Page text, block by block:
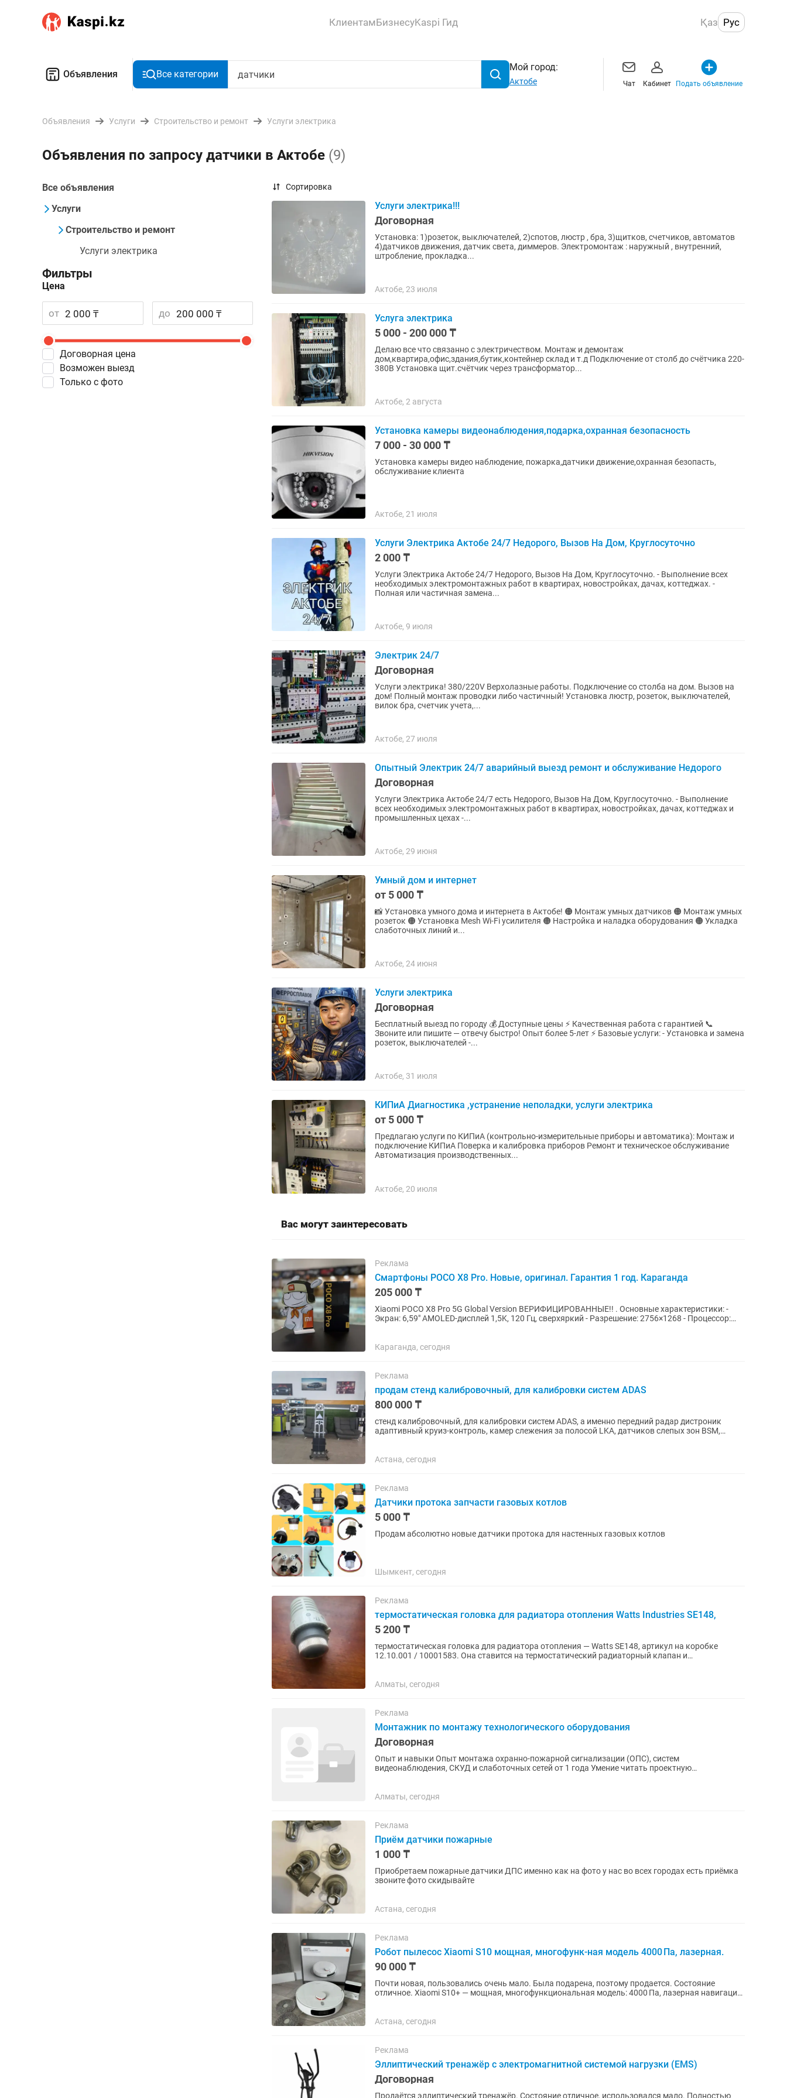
КлиентамБизнесуKaspi Гид Қаз Рус
Объявления Все категории
Мой город:
Актобе Чат Кабинет Подать объявление
Объявления Услуги Строительство и ремонт Услуги электрика
Объявления по запросу датчики в Актобе (9)
Все объявления
Услуги
Строительство и ремонт
Услуги электрика
Фильтры
Цена
от до
Договорная цена
Возможен выезд
Только с фото
Сортировка
Услуги электрика!!!
Договорная
Установка: 1)розеток, выключателей, 2)спотов, люстр , бра, 3)щитков, счетчиков, автоматов
4)датчиков движения, датчик света, диммеров. Электромонтаж : наружный , внутренний,
штробление, прокладка...
Актобе, 23 июля
Услуга электрика
5 000 - 200 000 ₸
Делаю все что связанно с электричеством. Монтаж и демонтаж
дом,квартира,офис,здания,бутик,контейнер склад и т.д Подключение от столб до счётчика 220-
380В Установка щит.счётчик через трансформатор...
Актобе, 2 августа
Установка камеры видеонаблюдения,подарка,охранная безопасность
7 000 - 30 000 ₸
Установка камеры видео наблюдение, пожарка,датчики движение,охранная безопасть,
обслуживание клиента
Актобе, 21 июля
Услуги Электрика Актобе 24/7 Недорого, Вызов На Дом, Круглосуточно
2 000 ₸
Услуги Электрика Актобе 24/7 Недорого, Вызов На Дом, Круглосуточно. - Выполнение всех
необходимых электромонтажных работ в квартирах, новостройках, дачах, коттеджах. -
Полная или частичная замена...
Актобе, 9 июля
Электрик 24/7
Договорная
Услуги электрика! 380/220V Верхолазные работы. Подключение со столба на дом. Вызов на
дом! Полный монтаж проводки либо частичный! Установка люстр, розеток, выключателей,
вилок бра, счетчик учета,...
Актобе, 27 июля
Опытный Электрик 24/7 аварийный выезд ремонт и обслуживание Недорого
Договорная
Услуги Электрика Актобе 24/7 есть Недорого, Вызов На Дом, Круглосуточно. - Выполнение
всех необходимых электромонтажных работ в квартирах, новостройках, дачах, коттеджах и
промышленных цехах -...
Актобе, 29 июня
Умный дом и интернет
от 5 000 ₸
📸 Установка умного дома и интернета в Актобе! 🟠 Монтаж умных датчиков 🟠 Монтаж умных
розеток 🟠 Установка Mesh Wi-Fi усилителя 🟠 Настройка и наладка оборудования 🟠 Укладка
слаботочных линий и...
Актобе, 24 июня
Услуги электрика
Договорная
Бесплатный выезд по городу 💰 Доступные цены ⚡ Качественная работа с гарантией 📞
Звоните или пишите — отвечу быстро! Опыт более 5-лет ⚡ Базовые услуги: - Установка и замена
розеток, выключателей -...
Актобе, 31 июля
КИПиА Диагностика ,устранение неполадки, услуги электрика
от 5 000 ₸
Предлагаю услуги по КИПиА (контрольно-измерительные приборы и автоматика): Монтаж и
подключение КИПиА Поверка и калибровка приборов Ремонт и техническое обслуживание
Автоматизация производственных...
Актобе, 20 июля
Вас могут заинтересовать
Реклама
Смартфоны POCO X8 Pro. Новые, оригинал. Гарантия 1 год. Караганда
205 000 ₸
Xiaomi POCO X8 Pro 5G Global Version ВЕРИФИЦИРОВАННЫЕ!! . Основные характеристики: -
Экран: 6,59" AMOLED-дисплей 1,5K, 120 Гц, сверхяркий - Разрешение: 2756×1268 - Процессор:
Караганда, сегодня
Реклама
продам стенд калибровочный, для калибровки систем ADAS
800 000 ₸
стенд калибровочный, для калибровки систем ADAS, а именно передний радар дистроник
адаптивный круиз-контроль, камер слежения за полосой LKA, датчиков слепых зон BSM,
Астана, сегодня
Реклама
Датчики протока запчасти газовых котлов
5 000 ₸
Продам абсолютно новые датчики протока для настенных газовых котлов
Шымкент, сегодня
Реклама
термостатическая головка для радиатора отопления Watts Industries SE148,
5 200 ₸
термостатическая головка для радиатора отопления — Watts SE148, артикул на коробке
12.10.001 / 10001583. Она ставится на термостатический радиаторный клапан и
Алматы, сегодня
Реклама
Монтажник по монтажу технологического оборудования
Договорная
Опыт и навыки Опыт монтажа охранно-пожарной сигнализации (ОПС), систем
видеонаблюдения, СКУД и слаботочных сетей от 1 года Умение читать проектную
Алматы, сегодня
Реклама
Приём датчики пожарные
1 000 ₸
Приобретаем пожарные датчики ДПС именно как на фото у нас во всех городах есть приёмка
звоните фото скидывайте
Астана, сегодня
Реклама
Робот пылесос Xiaomi S10 мощная, многофунк-ная модель 4000 Па, лазерная.
90 000 ₸
Почти новая, пользовались очень мало. Была подарена, поэтому продается. Состояние
отличное. Xiaomi S10+ — мощная, многофункциональная модель: 4000 Па, лазерная навигация,
Астана, сегодня
Реклама
Эллиптический тренажёр с электромагнитной системой нагрузки (EMS)
Договорная
Продаётся эллиптический тренажёр. Состояние отличное, использовался мало. Полностью